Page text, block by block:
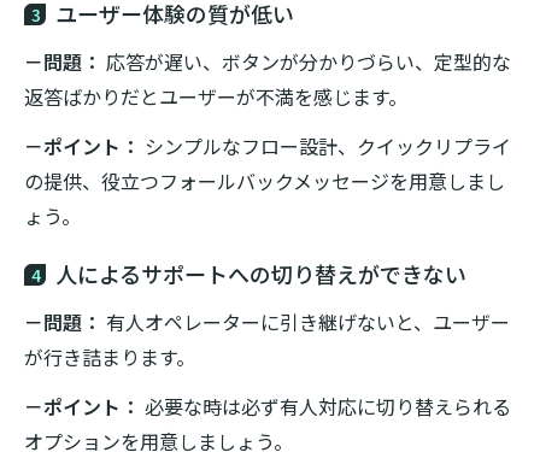
3 ユーザー体験の質が低い
－問題： 応答が遅い、ボタンが分かりづらい、定型的な
返答ばかりだとユーザーが不満を感じます。
－ポイント： シンプルなフロー設計、クイックリプライ
の提供、役立つフォールバックメッセージを用意しまし
ょう。
4 人によるサポートへの切り替えができない
－問題： 有人オペレーターに引き継げないと、ユーザー
が行き詰まります。
－ポイント： 必要な時は必ず有人対応に切り替えられる
オプションを用意しましょう。